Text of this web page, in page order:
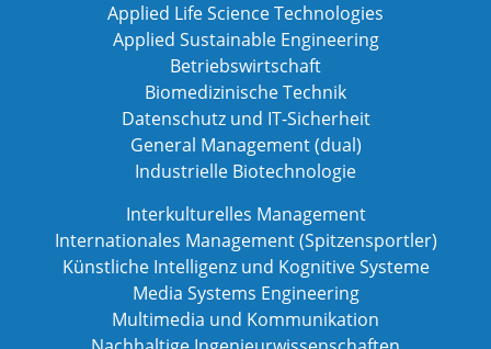
Applied Life Science Technologies
Applied Sustainable Engineering
Betriebswirtschaft
Biomedizinische Technik
Datenschutz und IT-Sicherheit
General Management (dual)
Industrielle Biotechnologie
Interkulturelles Management
Internationales Management (Spitzensportler)
Künstliche Intelligenz und Kognitive Systeme
Media Systems Engineering
Multimedia und Kommunikation